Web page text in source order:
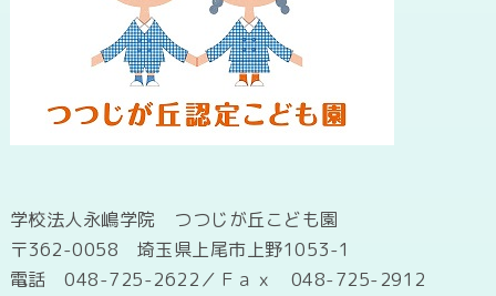
学校法人永嶋学院 つつじが丘こども園
〒362-0058 埼玉県上尾市上野1053-1
電話 048-725-2622／Ｆａｘ 048-725-2912